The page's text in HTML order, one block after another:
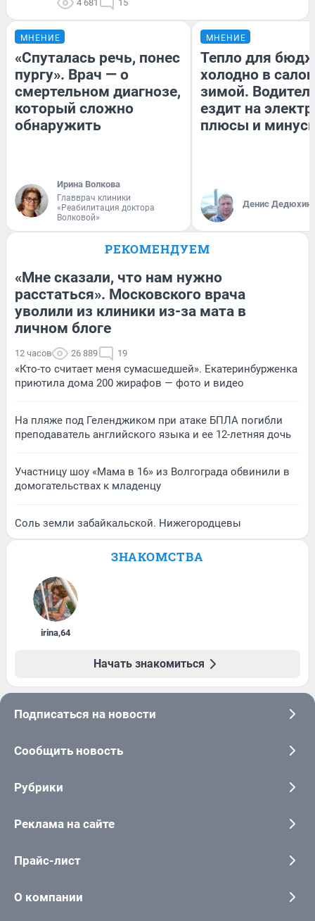
4 681 15
МНЕНИЕ
«Спуталась речь, понес
пургу». Врач — о
смертельном диагнозе,
который сложно
обнаружить
Ирина Волкова
Главврач клиники
«Реабилитация доктора
Волковой»
МНЕНИЕ
Тепло для
холодно в
зимой.
ездит на
плюсы и
Денис Дедюхин
РЕКОМЕНДУЕМ
«Мне сказали, что нам нужно
расстаться». Московского врача
уволили из клиники из-за мата в
личном блоге
12 часов 26 889 19
«Кто-то считает меня сумасшедшей». Екатеринбурженка
приютила дома 200 жирафов — фото и видео
На пляже под Геленджиком при атаке БПЛА погибли
преподаватель английского языка и ее 12-летняя дочь
Участницу шоу «Мама в 16» из Волгограда обвинили в
домогательствах к младенцу
Соль земли забайкальской. Нижегородцевы
ЗНАКОМСТВА
irina,64
Начать знакомиться
Подписаться на новости
Сообщить новость
Рубрики
Реклама на сайте
Прайс-лист
О компании